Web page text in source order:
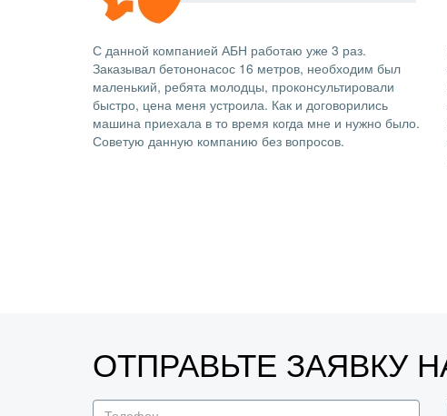
С данной компанией АБН работаю уже 3 раз.
Заказывал бетононасос 16 метров, необходим был
маленький, ребята молодцы, проконсультировали
быстро, цена меня устроила. Как и договорились
машина приехала в то время когда мне и нужно было.
Советую данную компанию без вопросов.
ОТПРАВЬТЕ ЗАЯВКУ